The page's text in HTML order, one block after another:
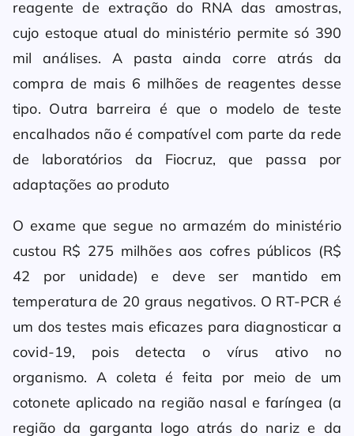
reagente de extração do RNA das amostras,
cujo estoque atual do ministério permite só 390
mil análises. A pasta ainda corre atrás da
compra de mais 6 milhões de reagentes desse
tipo. Outra barreira é que o modelo de teste
encalhados não é compatível com parte da rede
de laboratórios da Fiocruz, que passa por
adaptações ao produto
O exame que segue no armazém do ministério
custou R$ 275 milhões aos cofres públicos (R$
42 por unidade) e deve ser mantido em
temperatura de 20 graus negativos. O RT-PCR é
um dos testes mais eficazes para diagnosticar a
covid-19, pois detecta o vírus ativo no
organismo. A coleta é feita por meio de um
cotonete aplicado na região nasal e faríngea (a
região da garganta logo atrás do nariz e da